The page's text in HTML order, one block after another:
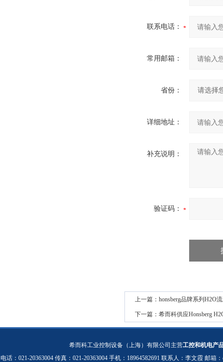
联系电话：
常用邮箱：
省份：
详细地址：
补充说明：
验证码：
上一篇： honsberg品牌系列H2O
下一篇： 希而科供应Honsberg
希而科工业控制设备（上海）有限公司主营工控和机电产
电话：021-20363004 传真：021-20363004 手机：18964582691 联系人：李文霞 邮箱：